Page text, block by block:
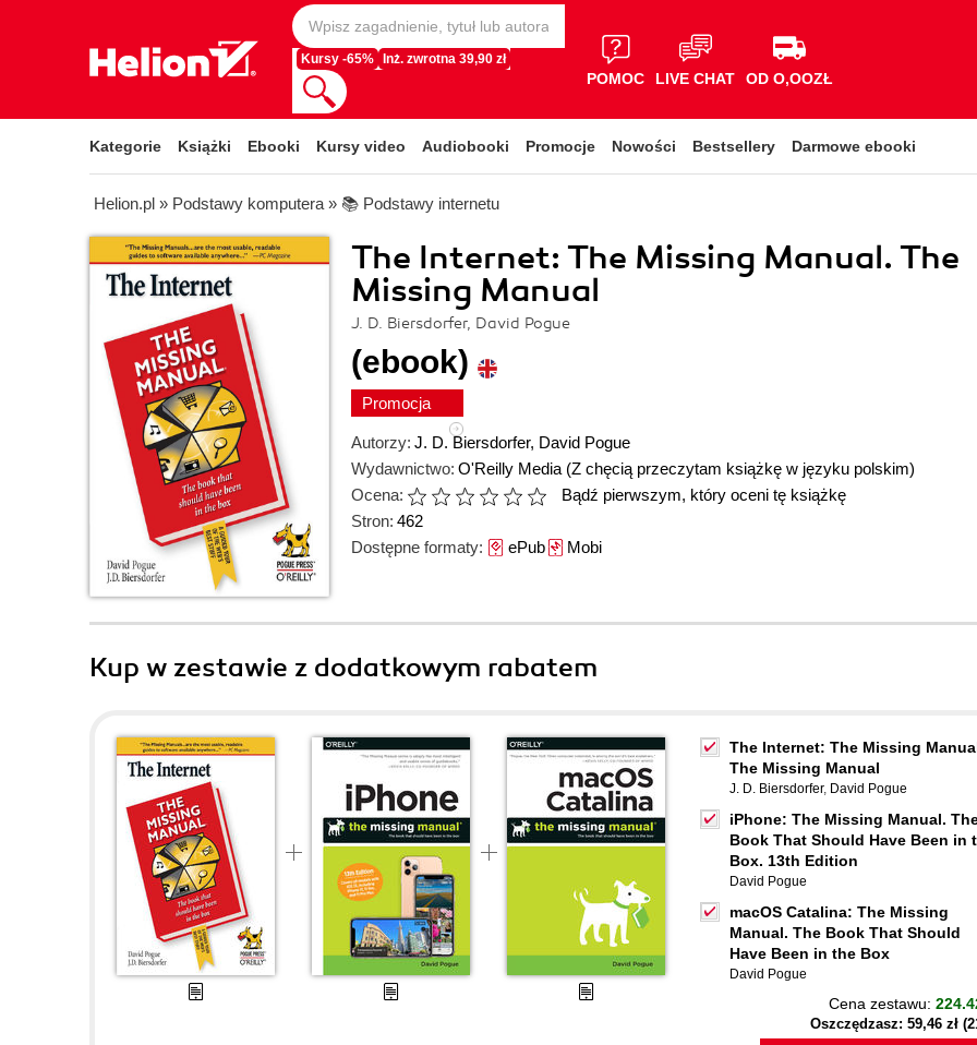
Kursy -65% Inż. zwrotna 39,90 zł
POMOC LIVE CHAT OD O,OOZŁ
Kategorie Książki Ebooki Kursy video Audiobooki Promocje Nowości Bestsellery Darmowe ebooki
Helion.pl » Podstawy komputera » 📚 Podstawy internetu
The Internet: The Missing Manual. The
Missing Manual
J. D. Biersdorfer, David Pogue
(ebook)
Promocja
Autorzy: J. D. Biersdorfer, David Pogue
Wydawnictwo: O'Reilly Media (Z chęcią przeczytam książkę w języku polskim)
Ocena:
Bądź pierwszym, który oceni tę książkę
Stron: 462
Dostępne formaty: ePubMobi
Kup w zestawie z dodatkowym rabatem
The Internet: The Missing
The Missing Manual
J. D. Biersdorfer, David Pogue
iPhone: The Missing Manual.
Book That Should Have Been in
Box. 13th Edition
David Pogue
macOS Catalina: The Missing
Manual. The Book That Should
Have Been in the Box
David Pogue
Cena zestawu:
Oszczędzasz: 59,46 zł